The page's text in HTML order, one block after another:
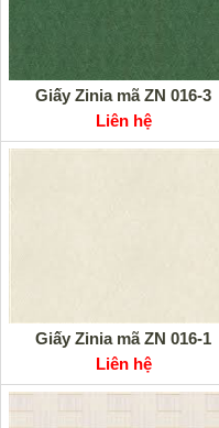
Giấy Zinia mã ZN 016-3
Liên hệ
Giấy Zinia mã ZN 016-1
Liên hệ